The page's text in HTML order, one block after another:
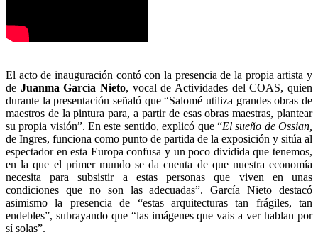
El acto de inauguración contó con la presencia de la propia artista y
de Juanma García Nieto, vocal de Actividades del COAS, quien
durante la presentación señaló que “Salomé utiliza grandes obras de
maestros de la pintura para, a partir de esas obras maestras, plantear
su propia visión”. En este sentido, explicó que “El sueño de Ossian,
de Ingres, funciona como punto de partida de la exposición y sitúa al
espectador en esta Europa confusa y un poco dividida que tenemos,
en la que el primer mundo se da cuenta de que nuestra economía
necesita para subsistir a estas personas que viven en unas
condiciones que no son las adecuadas”. García Nieto destacó
asimismo la presencia de “estas arquitecturas tan frágiles, tan
endebles”, subrayando que “las imágenes que vais a ver hablan por
sí solas”.